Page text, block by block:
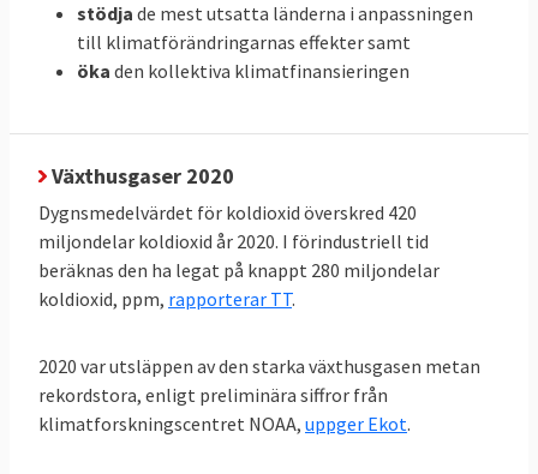
Svenskarnas energianvändning
och utsläpp i EU
den så kallade primära energianvändningen,
delas med antalet invånare framgår vilka
som förbrukar mest energi. Svenskarna
förbrukar mer energi än andra i EU räknat
per person och hamnar på delad tredje plats
i förbrukningsligan efter Luxemburg och
förbrukar malteser.
TABELL 4.
2011 2021 Förändring
stödja de mest utsatta länderna i anpassningen
till klimatförändringarnas effekter samt
öka den kollektiva klimatfinansieringen
Växthusgaser 2020
Dygnsmedelvärdet för koldioxid överskred 420
miljondelar koldioxid år 2020. I förindustriell tid
beräknas den ha legat på knappt 280 miljondelar
koldioxid, ppm, rapporterar TT.
2020 var utsläppen av den starka växthusgasen metan
rekordstora, enligt preliminära siffror från
klimatforskningscentret NOAA, uppger Ekot.